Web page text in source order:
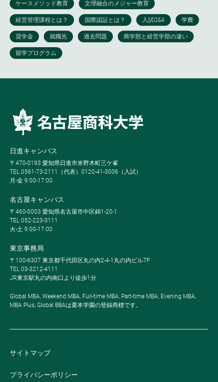
日進キャンパス
〒470-0193 愛知県日進市米野木町三ケ峯
TEL 0561-73-2111（代表）0120-41-3006（入試）
月-金 9:00-17:00
名古屋キャンパス
〒460-0003 愛知県名古屋市中区錦1-20-1
TEL 052-223-3111
火-土 9:00-17:00
東京事務局
〒100-6307 東京都千代田区丸の内2-4-1丸の内ビル7F
TEL 03-3212-4111
JR東京駅丸の内南口より徒歩1分
Global MBA, Weekend MBA, Full-time MBA, Part-time MBA, Evening MBA,
MBA Plus, Global BBAは栗本学園の登録商標です。
サイトマップ
プライバシーポリシー